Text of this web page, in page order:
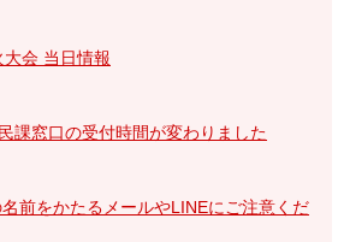
会 当日情報
課窓口の受付時間が変わりました
名前をかたるメールやLINEにご注意くだ